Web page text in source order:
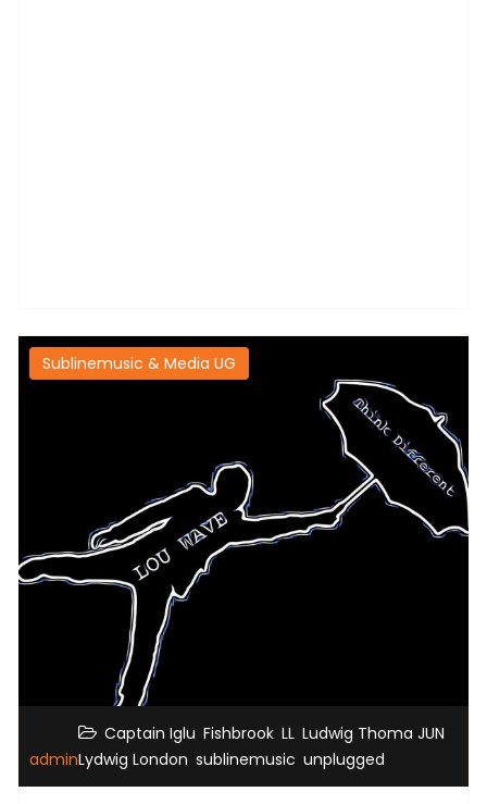
Sublinemusic & Media UG
admin
Captain Iglu Fishbrook LL Ludwig Thoma JUN
Lydwig London sublinemusic unplugged